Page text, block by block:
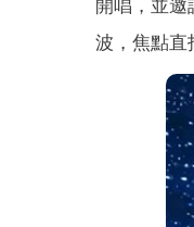
開唱，並邀
波，焦點直